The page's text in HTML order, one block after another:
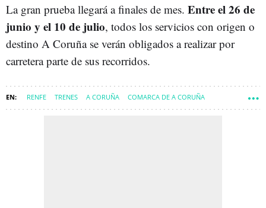
La gran prueba llegará a finales de mes. Entre el 26 de
junio y el 10 de julio, todos los servicios con origen o
destino A Coruña se verán obligados a realizar por
carretera parte de sus recorridos.
RENFE TRENES A CORUÑA COMARCA DE A CORUÑA